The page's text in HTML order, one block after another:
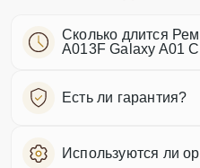
Сколько длится
A013F Galaxy A01
Есть ли гарантия?
Используются ли